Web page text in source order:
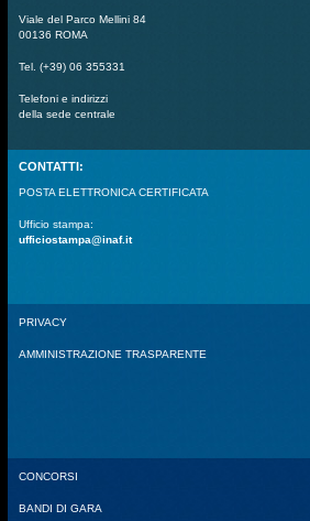
Viale del Parco Mellini 84
00136 ROMA
Tel. (+39) 06 355331
Telefoni e indirizzi
della sede centrale
CONTATTI:
POSTA ELETTRONICA CERTIFICATA
Ufficio stampa:
ufficiostampa@inaf.it
PRIVACY
AMMINISTRAZIONE TRASPARENTE
CONCORSI
BANDI DI GARA